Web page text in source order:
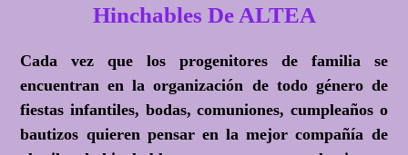
Hinchables De ALTEA
Cada vez que los progenitores de familia se
encuentran en la organización de todo género de
fiestas infantiles, bodas, comuniones, cumpleaños o
bautizos quieren pensar en la mejor compañía de